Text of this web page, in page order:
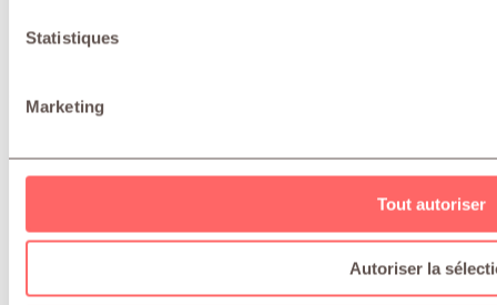
Statistiques
Marketing
Tout autoriser
Autoriser la